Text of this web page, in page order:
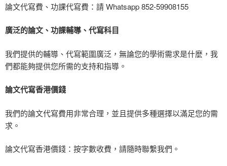
論文代寫費、功課代寫費：請Whatsapp 852-59908155
廣泛的論文、功課輔導、代寫科目
我們提供的輔導、代寫範圍廣泛，無論您的學術需求是什麼，我
們都能夠提供您所需的支持和指導。
論文代寫香港價錢
我們的論文代寫費用非常合理，並且提供多種選擇以滿足您的需
求。
論文代寫香港價錢：按字數收費，請隨時聯繫我們 。